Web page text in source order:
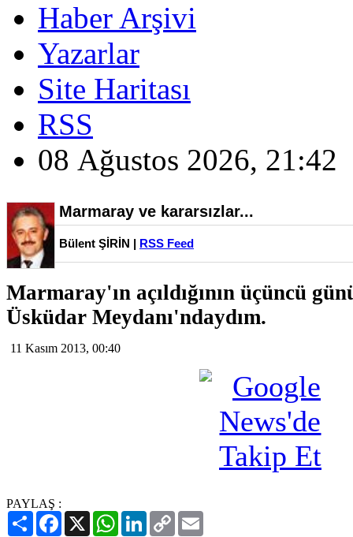
Haber Arşivi
Yazarlar
Site Haritası
RSS
08 Ağustos 2026, 21:42
Marmaray ve kararsızlar...
Bülent ŞİRİN | RSS Feed
Marmaray'ın açıldığının üçüncü
Üsküdar Meydanı'ndaydım.
11 Kasım 2013, 00:40
PAYLAŞ :
PaylaşFacebook
X WhatsAppLinkedIn
Copy
Link